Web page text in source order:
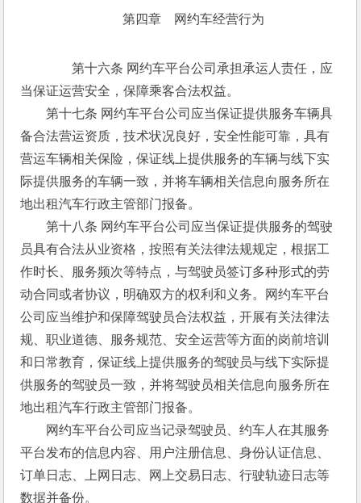
第四章　网约车经营行为
第十六条 网约车平台公司承担承运人责任，应
当保证运营安全，保障乘客合法权益。
第十七条 网约车平台公司应当保证提供服务车辆具
备合法营运资质，技术状况良好，安全性能可靠，具有
营运车辆相关保险，保证线上提供服务的车辆与线下实
际提供服务的车辆一致，并将车辆相关信息向服务所在
地出租汽车行政主管部门报备。
第十八条 网约车平台公司应当保证提供服务的驾驶
员具有合法从业资格，按照有关法律法规规定，根据工
作时长、服务频次等特点，与驾驶员签订多种形式的劳
动合同或者协议，明确双方的权利和义务。网约车平台
公司应当维护和保障驾驶员合法权益，开展有关法律法
规、职业道德、服务规范、安全运营等方面的岗前培训
和日常教育，保证线上提供服务的驾驶员与线下实际提
供服务的驾驶员一致，并将驾驶员相关信息向服务所在
地出租汽车行政主管部门报备。
网约车平台公司应当记录驾驶员、约车人在其服务
平台发布的信息内容、用户注册信息、身份认证信息、
订单日志、上网日志、网上交易日志、行驶轨迹日志等
数据并备份。